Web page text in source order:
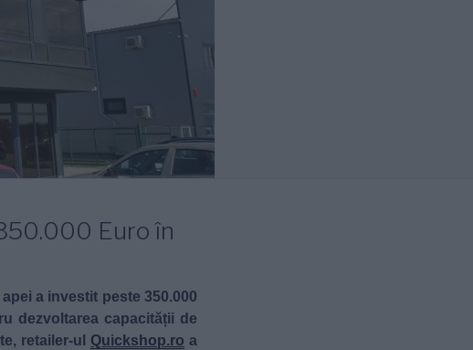
Euro în
a investit peste 350.000
dezvoltarea capacității de
retailer-ul Quickshop.ro a